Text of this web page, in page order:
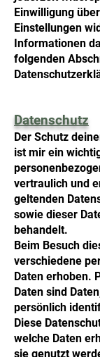
Einwilligung
Einstellungen
Informationen
folgenden
Datenschutz
Der Schutz
ist mir ein
vertraulich und
geltenden
sowie dieser
behandelt.
Beim Besuch
verschiedene
Daten erhoben.
Daten sind
persönlich
Diese
welche Daten
sie genutzt